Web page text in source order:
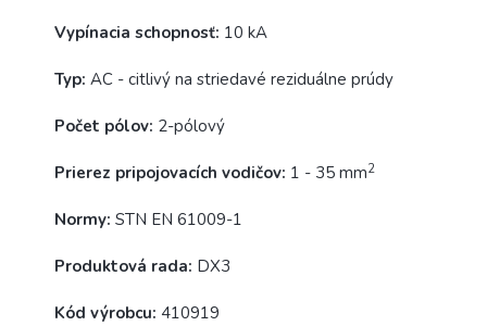
Vypínacia schopnosť: 10 kA
Typ: AC - citlivý na striedavé reziduálne prúdy
Počet pólov: 2-pólový
Prierez pripojovacích vodičov: 1 - 35 mm2
Normy: STN EN 61009-1
Produktová rada: DX3
Kód výrobcu: 410919